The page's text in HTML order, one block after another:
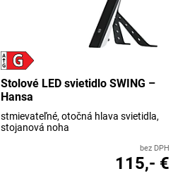
Stolové LED svietidlo SWING –
Hansa
stmievateľné, otočná hlava svietidla,
stojanová noha
bez DPH
115,- €